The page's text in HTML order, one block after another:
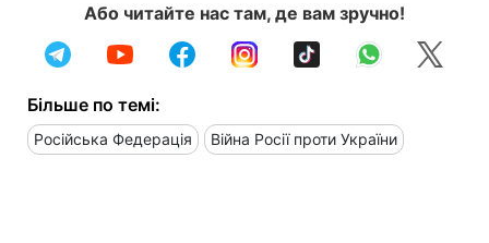
Або читайте нас там, де вам зручно!
Більше по темі:
Російська Федерація Війна Росії проти України